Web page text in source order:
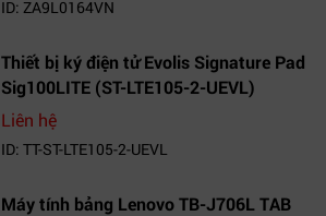
ID: ZA9L0164VN
Thiết bị ký điện tử Evolis Signature Pad
Sig100LITE (ST-LTE105-2-UEVL)
Liên hệ
ID: TT-ST-LTE105-2-UEVL
Máy tính bảng Lenovo TB-J706L TAB